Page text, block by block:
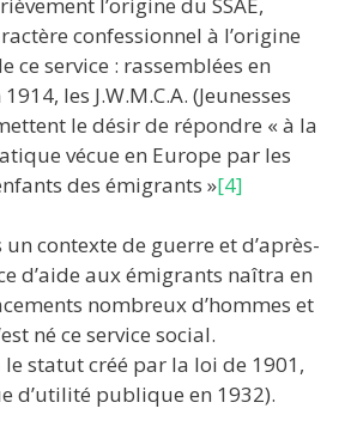
confessionnel à l’origine
ce service : rassemblées en
les J.W.M.C.A. (Jeunesses
le désir de répondre « à la
vécue en Europe par les
des émigrants »[4]
un contexte de guerre et d’après-
d’aide aux émigrants naîtra en
nombreux d’hommes et
né ce service social.
le statut créé par la loi de 1901,
d’utilité publique en 1932).